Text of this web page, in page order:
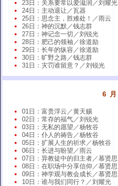
23日：关系要常以爱滋润／刘耀光
24日：主动退让／瓦器
25日：思念主，胜难处！／雨云
26日：神的沉默／钱志群
27日：神记念一切／刘锐光
28日：肥己的领袖／徐道励
29日：长年的纵容／徐道励
30日：旷野之路／钱志群
31日：灾罚谁留意？／刘锐光
6 月
01日：富贵浮云／黄天赐
02日：常存的福气／刘锐光
03日：无私的愿望／杨牧谷
04日：仆人的祷告／杨牧谷
05日：扩展人生的祈求／杨牧谷
06日：长进与盼望／雨云
07日：异教徒中的归主者／慕贤思
08日：在职场中分享信仰／慕贤思
09日：神学观与教会成长／慕贤思
10日：谁与我们同行？／刘耀光